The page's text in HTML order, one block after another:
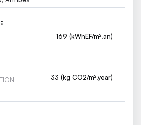
169 (kWhEF/m².an)
33 (kg CO2/m².year)